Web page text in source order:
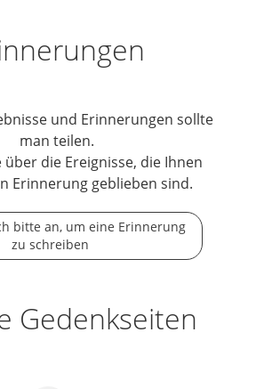
und Erinnerungen sollte
man teilen.
über die Ereignisse, die Ihnen
Erinnerung geblieben sind.
bitte an, um eine Erinnerung
zu schreiben
Gedenkseiten